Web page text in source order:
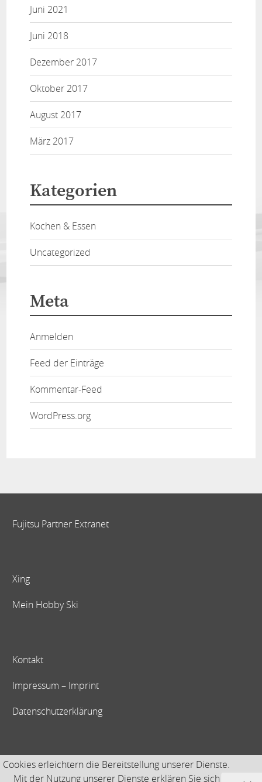
Juni 2021
Juni 2018
Dezember 2017
Oktober 2017
August 2017
März 2017
Kategorien
Kochen & Essen
Uncategorized
Meta
Anmelden
Feed der Einträge
Kommentar-Feed
WordPress.org
Fujitsu Partner Extranet
Xing
Mein Hobby Ski
Kontakt
Impressum – Imprint
Datenschutzerklärung
Cookies erleichtern die Bereitstellung unserer Dienste.
Mit der Nutzung unserer Dienste erklären Sie sich